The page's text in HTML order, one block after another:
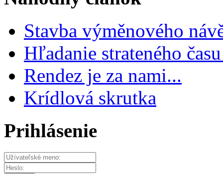
Stavba výměnového
Hľadanie strateného
Rendez je za nami...
Krídlová skrutka
Prihlásenie